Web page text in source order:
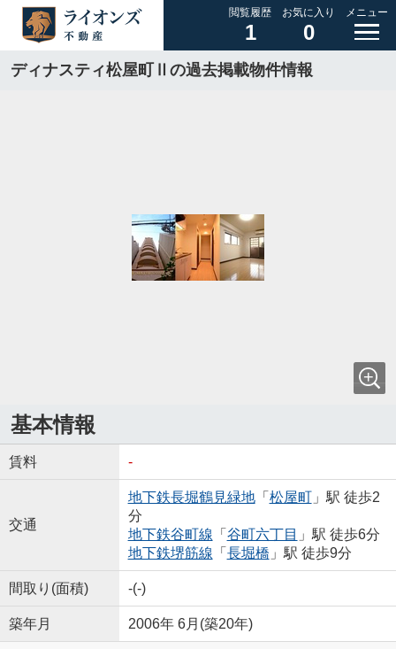
閲覧履歴
1
お気に入り
0
メニュー
ディナスティ松屋町Ⅱの過去掲載物件情報
基本情報
賃料 -
交通
地下鉄長堀鶴見緑地「 松屋町」駅 徒歩2
分
地下鉄谷町線 「 谷町六丁目 」駅 徒歩6分
地下鉄堺筋線 「 長堀橋 」駅 徒歩9分
間取り(面積) -(-)
築年月 2006年 6月(築20年)